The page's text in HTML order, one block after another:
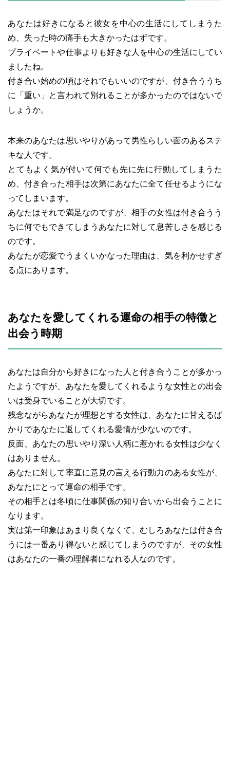
あなたは好きになると彼女を中心の生活にしてしまうた
め、失った時の痛手も大きかったはずです。
プライベートや仕事よりも好きな人を中心の生活にしてい
ましたね。
付き合い始めの頃はそれでもいいのですが、付き合ううち
に「重い」と言われて別れることが多かったのではないで
しょうか。
本来のあなたは思いやりがあって男性らしい面のあるステ
キな人です。
とてもよく気が付いて何でも先に先に行動してしまうた
め、付き合った相手は次第にあなたに全て任せるようにな
ってしまいます。
あなたはそれで満足なのですが、相手の女性は付き合うう
ちに何でもできてしまうあなたに対して息苦しさを感じる
のです。
あなたが恋愛でうまくいかなった理由は、気を利かせすぎ
る点にあります。
あなたを愛してくれる運命の相手の特徴と
出会う時期
あなたは自分から好きになった人と付き合うことが多かっ
たようですが、あなたを愛してくれるような女性との出会
いは受身でいることが大切です。
残念ながらあなたが理想とする女性は、あなたに甘えるば
かりであなたに返してくれる愛情が少ないのです。
反面、あなたの思いやり深い人柄に惹かれる女性は少なく
はありません。
あなたに対して率直に意見の言える行動力のある女性が、
あなたにとって運命の相手です。
その相手とは冬頃に仕事関係の知り合いから出会うことに
なります。
実は第一印象はあまり良くなくて、むしろあなたは付き合
うには一番あり得ないと感じてしまうのですが、その女性
はあなたの一番の理解者になれる人なのです。